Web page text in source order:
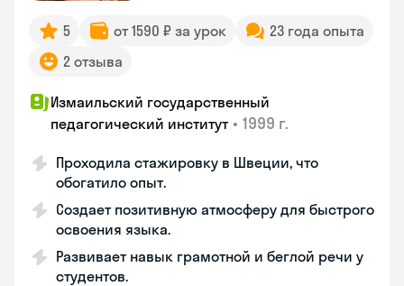
5 от 1590 ₽ за урок
23 года опыта
2 отзыва
Измаильский государственный
педагогический институт • 1999 г.
Проходила стажировку в Швеции, что
обогатило опыт.
Создает позитивную атмосферу для быстрого
освоения языка.
Развивает навык грамотной и беглой речи у
студентов.